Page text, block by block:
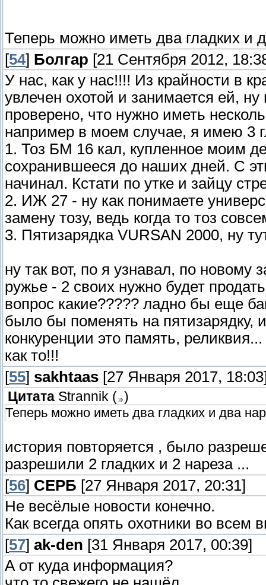
Теперь можно иметь два гладких и
[54] Болгар [21 Сентября 2012,
У нас, как у нас!!!! Из крайности в
увлечен охотой и занимается ей,
проверено, что нужно иметь
например в моем случае, я имею 3
1. Тоз БМ 16 кал, купленное моим
сохранившееся до наших дней. С
начинал. Кстати по утке и зайцу
2. ИЖ 27 - ну как понимаете
замену тозу, ведь когда то тоз
3. Пятизарядка VURSAN 2000, ну
ну так вот, по я узнавал, по новому
ружье - 2 своих нужно будет
вопрос какие????? ладно бы еще
было бы поменять на пятизарядку,
конкуренции это память,
как то!!!
[55] sakhtaas [27 Января 2017,
Цитата Strannik ( )
Теперь можно иметь два гладких и два
история повторяется , было
разрешили 2 гладких и 2 нареза ...
[56] СЕРБ [27 Января 2017, 20:31]
Не весёлые новости конечно.
Как всегда опять охотники во всем
[57] ak-den [31 Января 2017, 00:39]
А от куда информация?